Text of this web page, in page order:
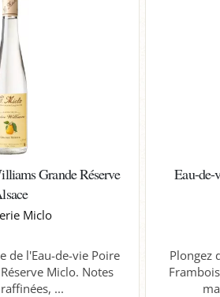
Grande Réserve
Miclo
de l'Eau-de-vie Poire
Miclo. Notes
...
Eau-de-
Plongez